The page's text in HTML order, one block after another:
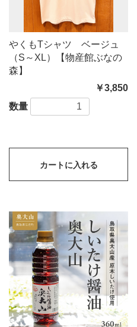
やくもTシャツ ベージュ
（S～XL）【物産館ぶなの
森】
￥3,850
数量
カートに入れる